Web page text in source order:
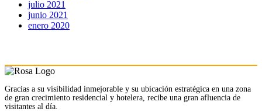
julio 2021
junio 2021
enero 2020
Gracias a su visibilidad inmejorable y su ubicación estratégica en una zona
de gran crecimiento residencial y hotelera, recibe una gran afluencia de
visitantes al día.